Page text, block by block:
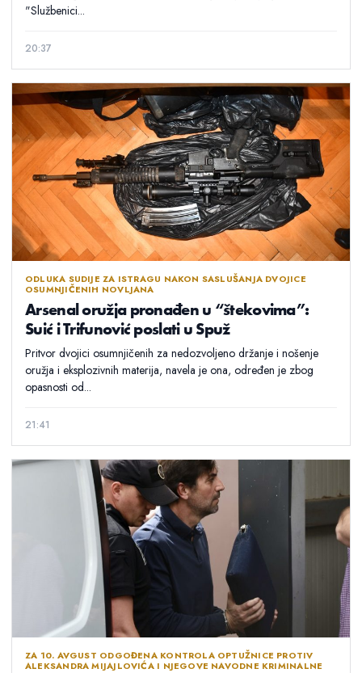
"Službenici...
20:37
ODLUKA SUDIJE ZA ISTRAGU NAKON SASLUŠANJA DVOJICE
OSUMNJIČENIH NOVLJANA
Arsenal oružja pronađen u “štekovima”:
Suić i Trifunović poslati u Spuž
Pritvor dvojici osumnjičenih za nedozvoljeno držanje i nošenje
oružja i eksplozivnih materija, navela je ona, određen je zbog
opasnosti od...
21:41
ZA 10. AVGUST ODGOĐENA KONTROLA OPTUŽNICE PROTIV
ALEKSANDRA MIJAJLOVIĆA I NJEGOVE NAVODNE KRIMINALNE